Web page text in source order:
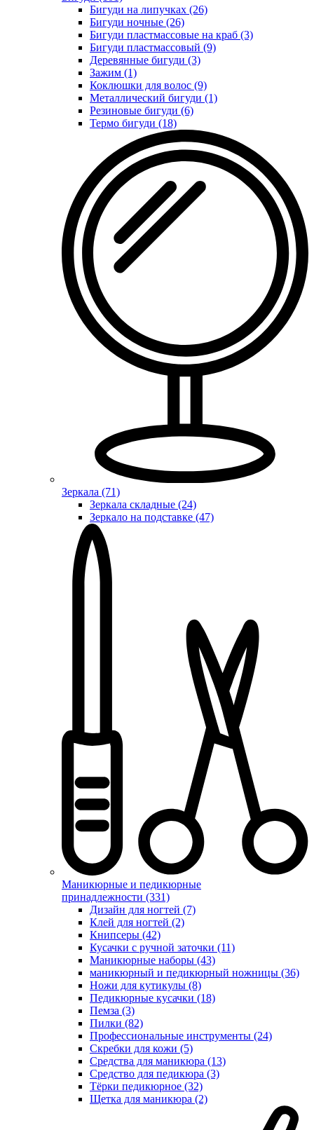
Бигуди на липучках (26)
Бигуди ночные (26)
Бигуди пластмассовые на краб (3)
Бигуди пластмассовый (9)
Деревянные бигуди (3)
Зажим (1)
Коклюшки для волос (9)
Металлический бигуди (1)
Резиновые бигуди (6)
Термо бигуди (18)
Зеркала (71)
Зеркала складные (24)
Зеркало на подставке (47)
Маникюрные и педикюрные
принадлежности (331)
Дизайн для ногтей (7)
Клей для ногтей (2)
Книпсеры (42)
Кусачки с ручной заточки (11)
Маникюрные наборы (43)
маникюрный и педикюрный ножницы (36)
Ножи для кутикулы (8)
Педикюрные кусачки (18)
Пемза (3)
Пилки (82)
Профессиональные инструменты (24)
Скребки для кожи (5)
Средства для маникюра (13)
Средство для педикюра (3)
Тёрки педикюрное (32)
Щетка для маникюра (2)